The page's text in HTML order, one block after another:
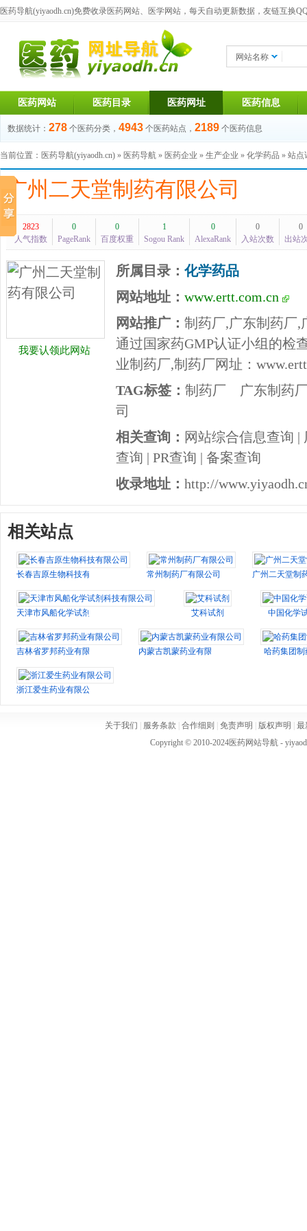
医药导航(yiyaodh.cn)免费收录医药网站、医学网站，每天自动更新数据，友链互换
网站名称
医药网站 医药目录 医药网址 医药信息
数据统计： 278 个医药分类， 4943 个医药站点， 2189 个医药信息
当前位置： 医药导航(yiyaodh.cn) » 医药导航 » 医药企业 » 生产企业 » 化学药品 » 站
广州二天堂制药有限公司
2823
人气指数
0
PageRank
0
百度权重
1
Sogou Rank
0
AlexaRank
0
入站次数
0
出站
我要认领此网站
所属目录： 化学药品
网站地址： www.ertt.com.cn
网站推广： 制药厂,广东制药厂,
通过国家药GMP认证小组的检
业制药厂,制药厂网址：
TAG标签： 制药厂
广东制药
司
相关查询： 网站综合信息查询 |
查询 | PR查询 | 备案查询
收录地址： http://
相关站点
长春吉原生物科技有限公司 常州制药厂有限公司 广州二天堂制
天津市风船化学试剂科技有限公司 艾科试剂 中国化学
吉林省罗邦药业有限公司 内蒙古凯蒙药业有限公司 哈药集团制
浙江爱生药业有限公司
关于我们 服务条款 合作细则 免责声明 版权声明
最
Copyright © 2010-2024医药网站导航-